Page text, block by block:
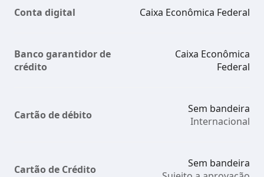
Conta digital Caixa Econômica Federal
Banco garantidor de
crédito
Caixa Econômica
Federal
Cartão de débito
Sem bandeira
Internacional
Cartão de Crédito
Sem bandeira